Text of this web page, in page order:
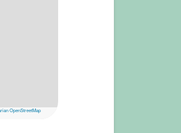
OpenStreetMap